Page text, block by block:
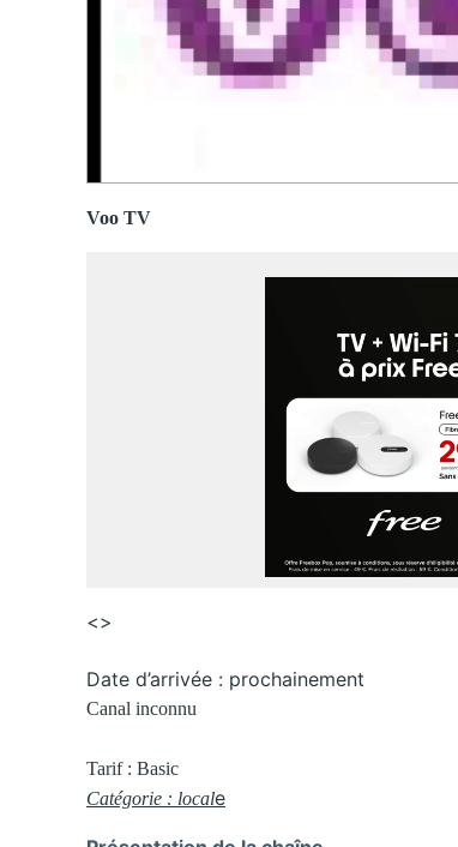
Voo TV
<>
Date d’arrivée : prochainement
Canal inconnu
Tarif : Basic
Catégorie : locale